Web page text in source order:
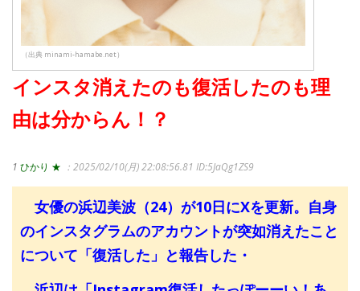
（出典 minami-hamabe.net）
インスタ消えたのも復活したのも理
由は分からん！？
1 ひかり ★ ：2025/02/10(月) 22:08:56.81 ID:5JaQg1ZS9
女優の浜辺美波（24）が10日にXを更新。自身
のインスタグラムのアカウントが突如消えたこと
について「復活した」と報告した・